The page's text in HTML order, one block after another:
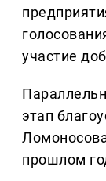
участие
этап
прошлом